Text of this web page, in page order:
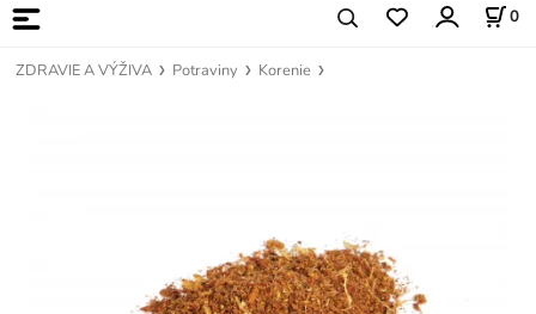
0
ZDRAVIE A VÝŽIVA Potraviny Korenie